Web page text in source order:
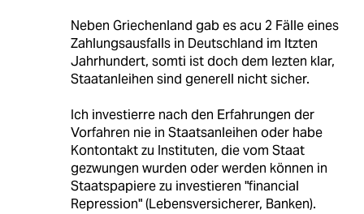
Neben Griechenland gab es acu 2 Fälle eines
Zahlungsausfalls in Deutschland im ltzten
Jahrhundert, somti ist doch dem lezten klar,
Staatanleihen sind generell nicht sicher.
Ich investierre nach den Erfahrungen der
Vorfahren nie in Staatsanleihen oder habe
Kontontakt zu Instituten, die vom Staat
gezwungen wurden oder werden können in
Staatspapiere zu investieren "financial
Repression" (Lebensversicherer, Banken).